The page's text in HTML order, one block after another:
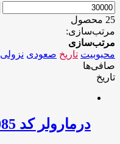
حداقل
قیمت
25 محصول
مرتب‌سازی:
مرتب‌سازی
محبوبیت تاریخ صعودی نزولی
صافی‌ها
تاریخ
درمارولر كد 3085